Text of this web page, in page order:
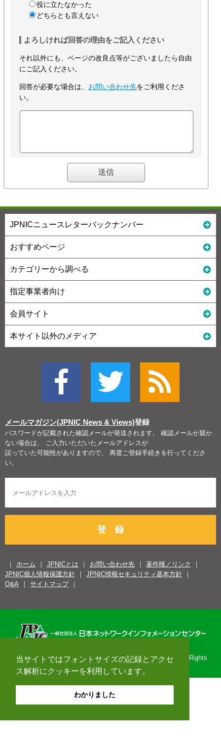
当サイトではフォントサイズの記録とアクセ
ス解析にクッキーを利用しています。
わかりました
役に立たなかった
どちらとも言えない
よろしければ回答の理由をご記入ください
それ以外にも、ページの改良点等がございましたら自由
にご記入ください。
回答が必要な場合は、 お問い合わせ先をご利用くださ
い。
JPNICニュースレターバックナンバー
おすすめページ
カテゴリーから調べる
指定事業者向け
会員サイト
本サイト以外のメディア
メールマガジン(JPNIC News & Views)登録
パスワードが記載された確認メールが発送されます。 確認メールが届か
ない場合は、 ご入力いただいたメールアドレスが
誤っていた可能性がありますので、 再度ご登録手続きを行ってくださ
い。
登 録
ホーム JPNICとは お問い合わせ先
著作権／リンク
JPNIC個人情報保護方針
JPNIC情報セキュリティ基本方針
Q&A
サイトマップ
Copyright© 1996-2026 Japan Network Information Center. All Rights
Reserved.